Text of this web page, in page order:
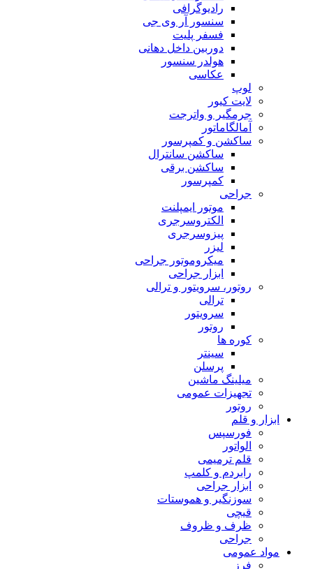
رادیوگرافی
سنسور آر وی جی
فسفر پلیت
دوربین داخل دهانی
هولدر سنسور
عکاسی
لوپ
لایت کیور
جرمگیر و واترجت
آمالگاماتور
ساکشن و کمپرسور
ساکشن سانترال
ساکشن برقی
کمپرسور
جراحی
موتور ایمپلنت
الکتروسرجری
پیزوسرجری
لیزر
میکروموتور جراحی
ابزار جراحی
روتور، سرویتور و ترالی
ترالی
سرویتور
روتور
کوره ها
سینتر
پرسلن
میلینگ ماشین
تجهیزات عمومی
روتور
ابزار و قلم
فورسپس
الواتور
قلم ترمیمی
رابردم و کلمپ
ابزار جراحی
سوزنگیر و هموستات
قیچی
ظرف و ظروف
جراحی
مواد عمومی
فرز